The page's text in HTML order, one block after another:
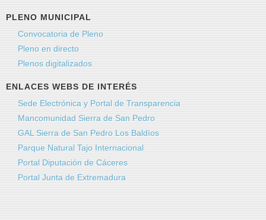
PLENO MUNICIPAL
Convocatoria de Pleno
Pleno en directo
Plenos digitalizados
ENLACES WEBS DE INTERÉS
Sede Electrónica y Portal de Transparencia
Mancomunidad Sierra de San Pedro
GAL Sierra de San Pedro Los Baldíos
Parque Natural Tajo Internacional
Portal Diputación de Cáceres
Portal Junta de Extremadura